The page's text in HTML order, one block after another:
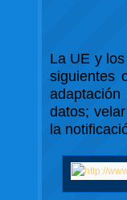
La UE y
siguientes
datos;
la